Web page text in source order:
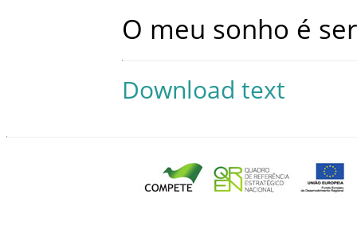
O meu sonho é ser
Download text